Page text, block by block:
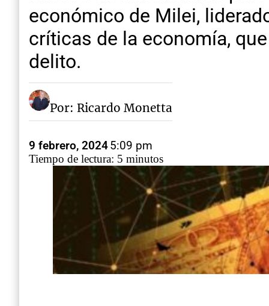
económico de Milei,
críticas de la economía,
delito.
Por: Ricardo Monetta
9 febrero, 20245:09 pm
Tiempo de lectura: 5 minutos